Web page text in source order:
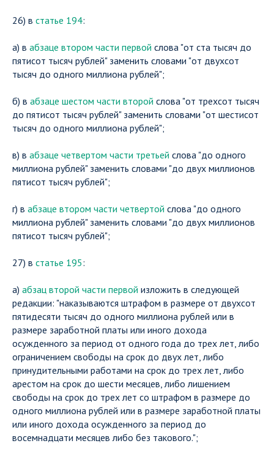
26) в статье 194:
а) в абзаце втором части первой слова "от ста тысяч до
пятисот тысяч рублей" заменить словами "от двухсот
тысяч до одного миллиона рублей";
б) в абзаце шестом части второй слова "от трехсот тысяч
до пятисот тысяч рублей" заменить словами "от шестисот
тысяч до одного миллиона рублей";
в) в абзаце четвертом части третьей слова "до одного
миллиона рублей" заменить словами "до двух миллионов
пятисот тысяч рублей";
г) в абзаце втором части четвертой слова "до одного
миллиона рублей" заменить словами "до двух миллионов
пятисот тысяч рублей";
27) в статье 195:
а) абзац второй части первой изложить в следующей
редакции: "наказываются штрафом в размере от двухсот
пятидесяти тысяч до одного миллиона рублей или в
размере заработной платы или иного дохода
осужденного за период от одного года до трех лет, либо
ограничением свободы на срок до двух лет, либо
принудительными работами на срок до трех лет, либо
арестом на срок до шести месяцев, либо лишением
свободы на срок до трех лет со штрафом в размере до
одного миллиона рублей или в размере заработной платы
или иного дохода осужденного за период до
восемнадцати месяцев либо без такового.";